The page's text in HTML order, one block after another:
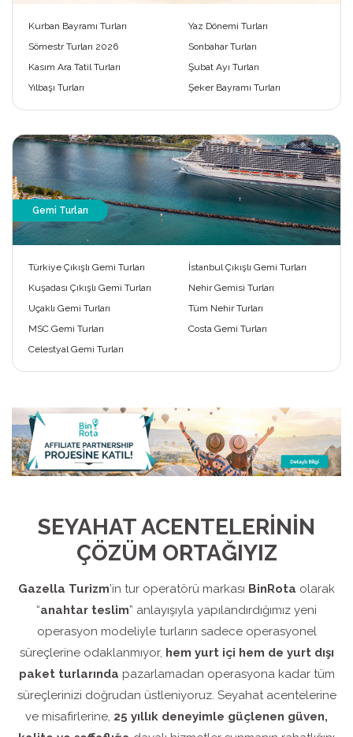
Kurban Bayramı Turları
Yaz Dönemi Turları
Sömestr Turları 2026
Sonbahar Turları
Kasım Ara Tatil Turları
Şubat Ayı Turları
Yılbaşı Turları
Şeker Bayramı Turları
Gemi Turları
Türkiye Çıkışlı Gemi Turları
İstanbul Çıkışlı Gemi Turları
Kuşadası Çıkışlı Gemi Turları
Nehir Gemisi Turları
Uçaklı Gemi Turları
Tüm Nehir Turları
MSC Gemi Turları
Costa Gemi Turları
Celestyal Gemi Turları
SEYAHAT ACENTELERİNİN
ÇÖZÜM ORTAĞIYIZ
Gazella Turizm’in tur operatörü markası BinRota olarak
“anahtar teslim” anlayışıyla yapılandırdığımız yeni
operasyon modeliyle turların sadece operasyonel
süreçlerine odaklanmıyor, hem yurt içi hem de yurt dışı
paket turlarında pazarlamadan operasyona kadar tüm
süreçlerinizi doğrudan üstleniyoruz. Seyahat acentelerine
ve misafirlerine, 25 yıllık deneyimle güçlenen güven,